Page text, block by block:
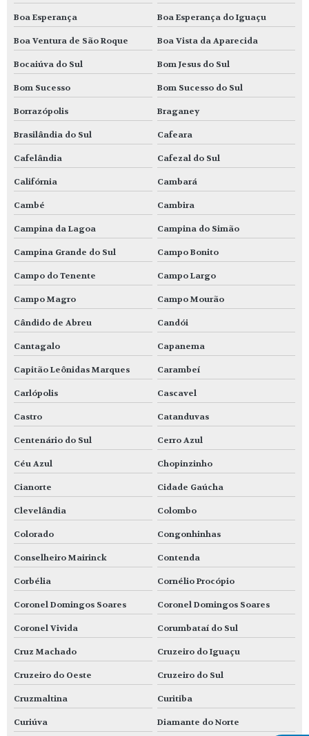
Boa Esperança Boa Esperança do Iguaçu
Boa Ventura de São Roque Boa Vista da Aparecida
Bocaiúva do Sul Bom Jesus do Sul
Bom Sucesso Bom Sucesso do Sul
Borrazópolis Braganey
Brasilândia do Sul Cafeara
Cafelândia Cafezal do Sul
Califórnia Cambará
Cambé Cambira
Campina da Lagoa Campina do Simão
Campina Grande do Sul Campo Bonito
Campo do Tenente Campo Largo
Campo Magro Campo Mourão
Cândido de Abreu Candói
Cantagalo Capanema
Capitão Leônidas Marques Carambeí
Carlópolis Cascavel
Castro Catanduvas
Centenário do Sul Cerro Azul
Céu Azul Chopinzinho
Cianorte Cidade Gaúcha
Clevelândia Colombo
Colorado Congonhinhas
Conselheiro Mairinck Contenda
Corbélia Cornélio Procópio
Coronel Domingos Soares Coronel Domingos Soares
Coronel Vivida Corumbataí do Sul
Cruz Machado Cruzeiro do Iguaçu
Cruzeiro do Oeste Cruzeiro do Sul
Cruzmaltina Curitiba
Curiúva Diamante do Norte